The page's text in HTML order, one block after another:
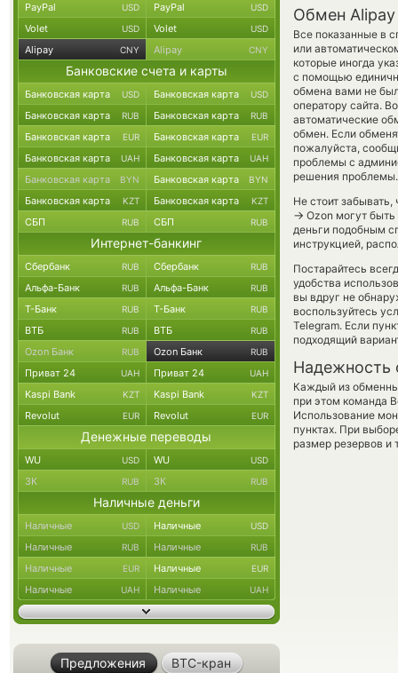
Обмен Alipay
Все показанные в
или
которые иногда
с помощью
обмена вами не
оператору сайта.
автоматические
обмен. Если
пожалуйста,
проблемы с
решения проблемы.
Не стоит
→ Ozon могут
деньги подобным
инструкцией,
Постарайтесь
удобства
вы вдруг не
воспользуйтесь
Telegram. Если
подходящий
Надежность
Каждый из
при этом команда
Использование
пунктах. При
размер резервов и
PayPal USD PayPal USD
Volet USD Volet USD
Alipay CNY Alipay CNY
Банковские счета и карты
Банковская карта USD Банковская карта USD
Банковская карта RUB Банковская карта RUB
Банковская карта EUR Банковская карта EUR
Банковская карта UAH Банковская карта UAH
Банковская карта BYN Банковская карта BYN
Банковская карта KZT Банковская карта KZT
СБП RUB СБП RUB
Интернет-банкинг
Сбербанк RUB Сбербанк RUB
Альфа-Банк RUB Альфа-Банк RUB
Т-Банк RUB Т-Банк RUB
ВТБ RUB ВТБ RUB
Ozon Банк RUB Ozon Банк RUB
Приват 24 UAH Приват 24 UAH
Kaspi Bank KZT Kaspi Bank KZT
Revolut EUR Revolut EUR
Денежные переводы
WU USD WU USD
ЗК RUB ЗК RUB
Наличные деньги
Наличные USD Наличные USD
Наличные RUB Наличные RUB
Наличные EUR Наличные EUR
Наличные UAH Наличные UAH
Предложения BTC-кран